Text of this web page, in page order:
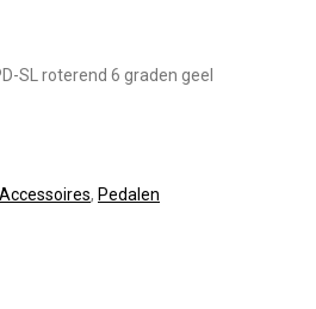
SL roterend 6 graden geel
, Pedalen